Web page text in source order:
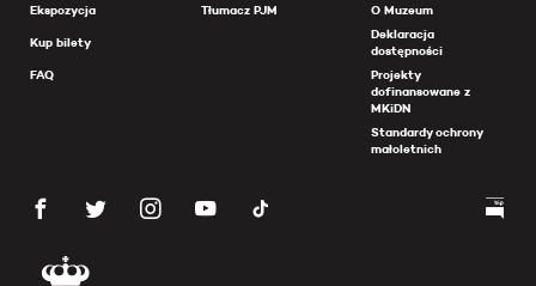
Ekspozycja
Kup bilety
FAQ
Tłumacz PJM
O Muzeum
Deklaracja
dostępności
Projekty
dofinansowane z
MKiDN
Standardy ochrony
małoletnich